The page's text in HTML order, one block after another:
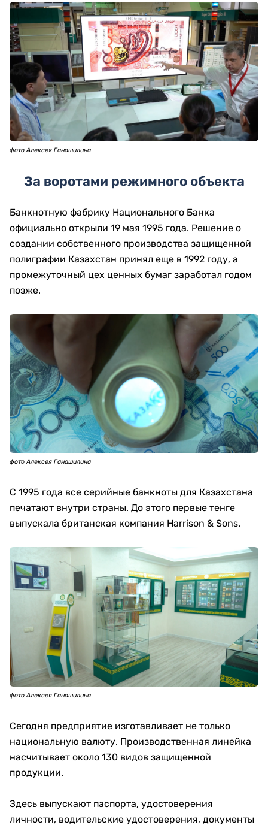
фото Алексея Ганашилина
За воротами режимного объекта
Банкнотную фабрику Национального Банка
официально открыли 19 мая 1995 года. Решение о
создании собственного производства защищенной
полиграфии Казахстан принял еще в 1992 году, а
промежуточный цех ценных бумаг заработал годом
позже.
фото Алексея Ганашилина
С 1995 года все серийные банкноты для Казахстана
печатают внутри страны. До этого первые тенге
выпускала британская компания Harrison & Sons.
фото Алексея Ганашилина
Сегодня предприятие изготавливает не только
национальную валюту. Производственная линейка
насчитывает около 130 видов защищенной
продукции.
Здесь выпускают паспорта, удостоверения
личности, водительские удостоверения, документы